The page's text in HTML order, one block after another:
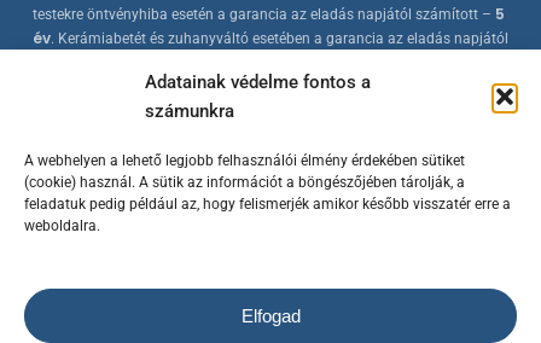
Adatainak védelme fontos a
számunkra
A webhelyen a lehető legjobb felhasználói élmény érdekében sütiket
(cookie) használ. A sütik az információt a böngészőjében tárolják, a
feladatuk pedig például az, hogy felismerjék amikor később visszatér erre a
weboldalra.
Elfogad
testekre öntvényhiba esetén a garancia az eladás napjától számított – 5
év. Kerámiabetét és zuhanyváltó esetében a garancia az eladás napjától
szabványokkal összhangban készülnek, folyamatos minőség-ellenőrzés